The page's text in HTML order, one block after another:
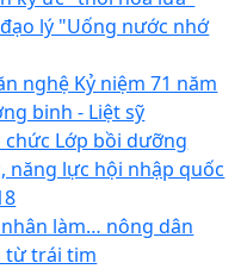
lý "Uống nước nhớ
nghệ Kỷ niệm 71 năm
binh - Liệt sỹ
chức Lớp bồi dưỡng
năng lực hội nhập quốc
làm… nông dân
từ trái tim